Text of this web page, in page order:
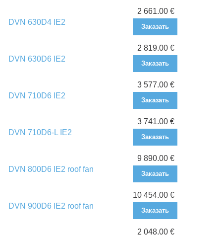
DVN 630D4 IE2
2 661.00 €
Заказать
DVN 630D6 IE2
2 819.00 €
Заказать
DVN 710D6 IE2
3 577.00 €
Заказать
DVN 710D6-L IE2
3 741.00 €
Заказать
DVN 800D6 IE2 roof fan
9 890.00 €
Заказать
DVN 900D6 IE2 roof fan
10 454.00 €
Заказать
2 048.00 €